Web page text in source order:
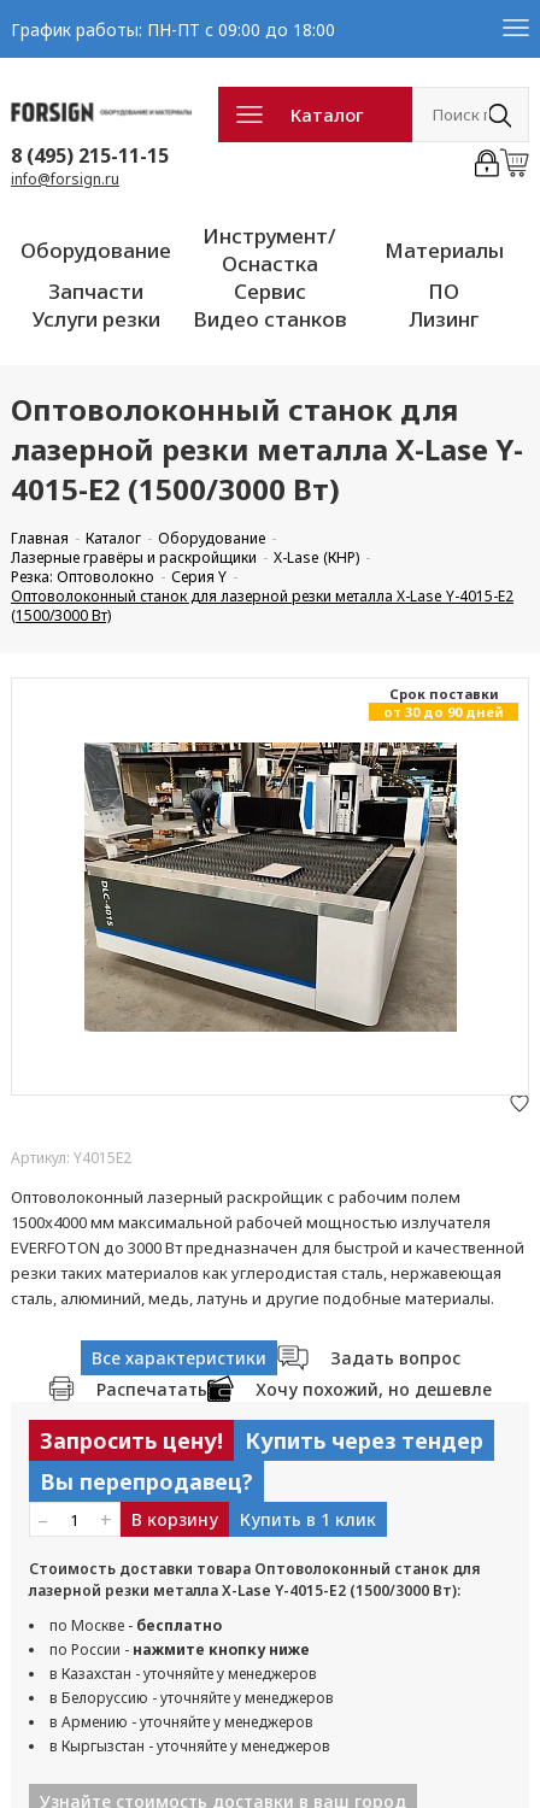
График работы: ПН-ПТ с 09:00 до 18:00
Каталог
8 (495) 215-11-15
info@forsign.ru
Оборудование
Инструмент/
Оснастка
Материалы
Запчасти
Сервис
ПО
Услуги резки
Видео станков Лизинг
Оптоволоконный станок для
лазерной резки металла X-Lase Y-
4015-E2 (1500/3000 Вт)
Главная Каталог
Оборудование
Лазерные гравёры и раскройщики
X-Lase (КНР)
Резка: Оптоволокно
Серия Y
Оптоволоконный станок для лазерной резки металла X-Lase Y-4015-E2
(1500/3000 Вт)
Cрок поставки
от 30 до 90 дней
Артикул: Y4015E2
Оптоволоконный лазерный раскройщик с рабочим полем
1500x4000 мм максимальной рабочей мощностью излучателя
EVERFOTON до 3000 Вт предназначен для быстрой и качественной
резки таких материалов как углеродистая сталь, нержавеющая
сталь, алюминий, медь, латунь и другие подобные материалы.
Все характеристики
Задать вопрос
Распечатать
Хочу похожий, но дешевле
Запросить цену!
Купить через тендер
Вы перепродавец?
– + В корзину Купить в 1 клик
Стоимость доставки товара Оптоволоконный станок для
лазерной резки металла X-Lase Y-4015-E2 (1500/3000 Вт):
по Москве - бесплатно
по России - нажмите кнопку ниже
в Казахстан - уточняйте у менеджеров
в Белоруссию - уточняйте у менеджеров
в Армению - уточняйте у менеджеров
в Кыргызстан - уточняйте у менеджеров
Узнайте стоимость доставки в ваш город